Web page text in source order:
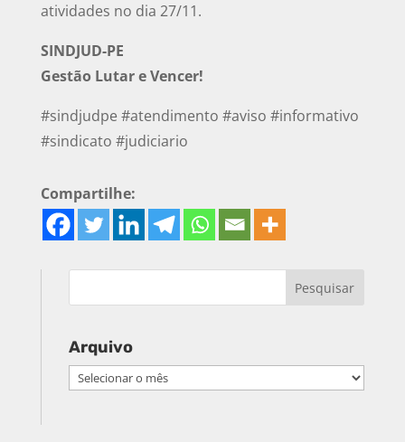
atividades no dia 27/11.
SINDJUD-PE
Gestão Lutar e Vencer!
#sindjudpe #atendimento #aviso #informativo
#sindicato #judiciario
Compartilhe:
Arquivo
Arquivo